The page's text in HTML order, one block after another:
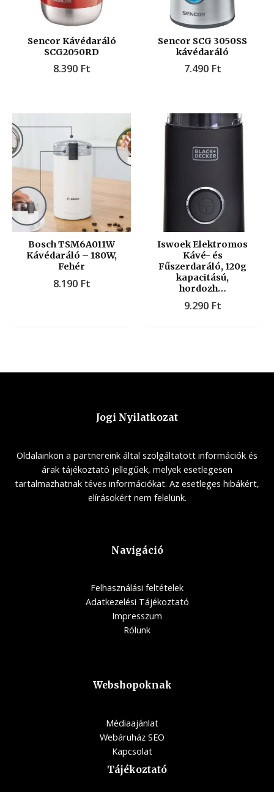
Sencor Kávédaráló
SCG2050RD
8.390 Ft
Sencor SCG 3050SS
kávédaráló
7.490 Ft
Bosch TSM6A011W
Kávédaráló – 180W,
Fehér
8.190 Ft
Iswoek Elektromos
Kávé- és
Fűszerdaráló, 120g
kapacitású,
hordozh…
9.290 Ft
Jogi Nyilatkozat
Oldalainkon a partnereink által szolgáltatott információk és
árak tájékoztató jellegűek, melyek esetlegesen
tartalmazhatnak téves információkat. Az esetleges hibákért,
elírásokért nem felelünk.
Navigáció
Felhasználási feltételek
Adatkezelési Tájékoztató
Impresszum
Rólunk
Webshopoknak
Médiaajánlat
Webáruház SEO
Kapcsolat
Tájékoztató